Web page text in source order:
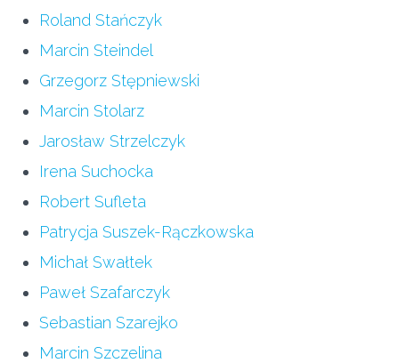
Roland Stańczyk
Marcin Steindel
Grzegorz Stępniewski
Marcin Stolarz
Jarosław Strzelczyk
Irena Suchocka
Robert Sufleta
Patrycja Suszek-Rączkowska
Michał Swałtek
Paweł Szafarczyk
Sebastian Szarejko
Marcin Szczelina